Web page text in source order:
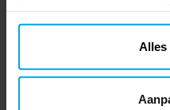
Alles
JA
Joanna A